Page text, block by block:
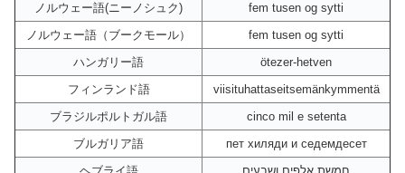
ノルウェー語(ニーノシュク)
fem tusen og sytti
ノルウェー語（ブークモール）
fem tusen og sytti
ハンガリー語
ötezer-hetven
フィンランド語
viisituhattaseitsemänkymmentä
ブラジルポルトガル語
cinco mil e setenta
ブルガリア語
пет хиляди и седемдесет